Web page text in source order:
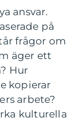
ansvar.
på
frågor om
äger ett
Hur
kopierar
arbete?
kulturella